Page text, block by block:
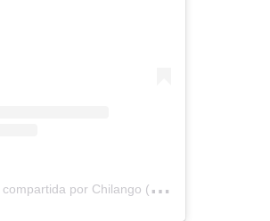
U
na publicación compartida por Chilango (@chilangocom)